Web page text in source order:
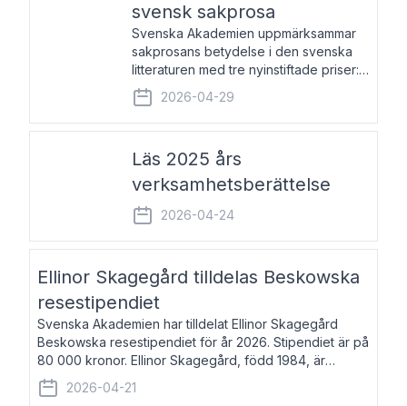
svensk sakprosa
Svenska Akademien uppmärksammar
sakprosans betydelse i den svenska
litteraturen med tre nyinstiftade priser:
Svenska Akademiens pris till
framstående författare av svensk
sakprosa som i år går till Magnus
2026-04-29
Läs 2025 års
verksamhetsberättelse
2026-04-24
Ellinor Skagegård tilldelas Beskowska
resestipendiet
Svenska Akademien har tilldelat Ellinor Skagegård
Beskowska resestipendiet för år 2026. Stipendiet är på
80 000 kronor. Ellinor Skagegård, född 1984, är
författare, journalist och musiker. Hon skriver
återkommande för Svenska Dagbladet, Ups
2026-04-21